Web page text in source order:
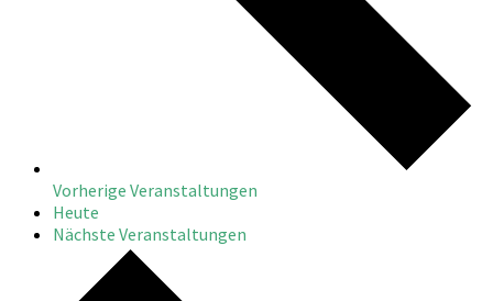
Vorherige Veranstaltungen
Heute
Nächste Veranstaltungen